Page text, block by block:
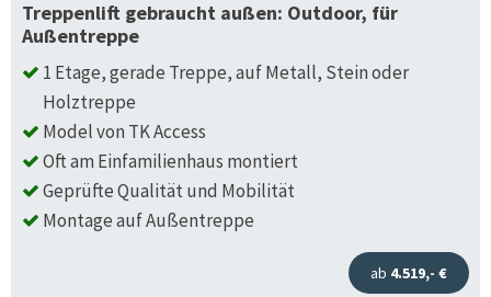
Treppenlift gebraucht außen: Outdoor, für
Außentreppe
1 Etage, gerade Treppe, auf Metall, Stein oder
Holztreppe
Model von TK Access
Oft am Einfamilienhaus montiert
Geprüfte Qualität und Mobilität
Montage auf Außentreppe
ab 4.519,- €